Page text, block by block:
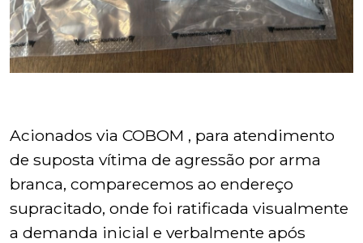
Acionados via COBOM , para atendimento
de suposta vítima de agressão por arma
branca, comparecemos ao endereço
supracitado, onde foi ratificada visualmente
a demanda inicial e verbalmente após